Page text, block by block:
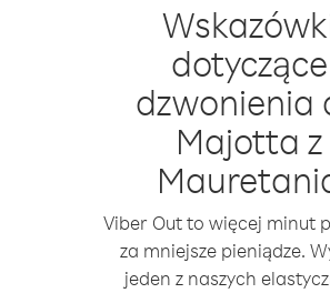
dotyczące
dzwonienia
Majotta z
Viber Out to więcej minut
za mniejsze pieniądze.
jeden z naszych